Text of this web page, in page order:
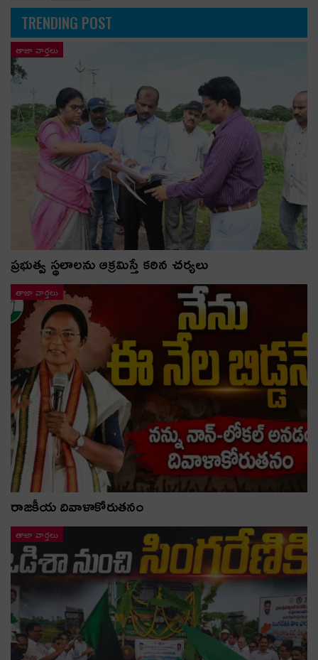
TRENDING POST
తాజా వార్తలు
ప్రభుత్వ స్థలాలను ఆక్రమిస్తే కఠిన చర్యలు
తాజా వార్తలు
రాజకీయ దివాళాకోరుతనం
తాజా వార్తలు